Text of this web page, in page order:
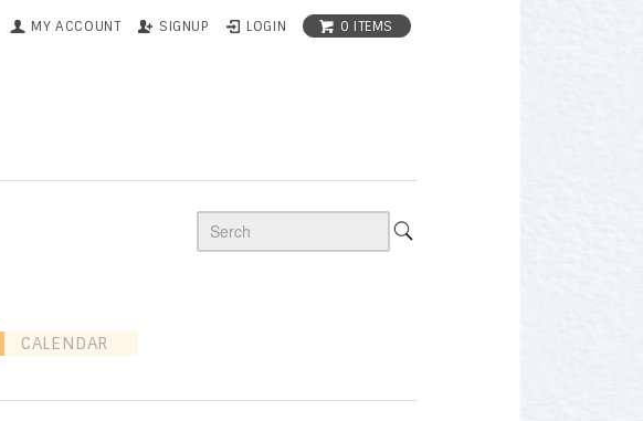
MY ACCOUNT SIGNUP LOGIN 0 ITEMS
CALENDAR